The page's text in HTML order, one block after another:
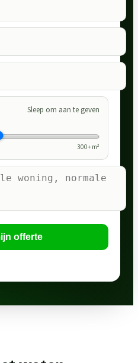
Sleep om aan te geven
300+ m²
offerte